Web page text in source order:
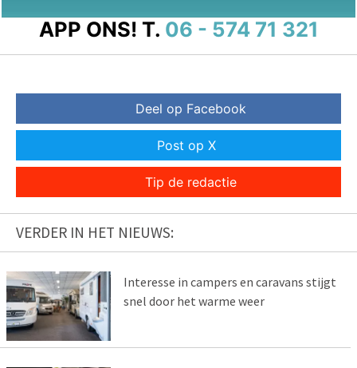
APP ONS! T. 06 - 574 71 321
Deel op Facebook
Post op X
Tip de redactie
VERDER IN HET NIEUWS:
Interesse in campers en caravans stijgt
snel door het warme weer